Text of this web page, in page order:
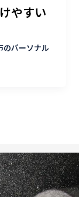
やすい
のパーソナル